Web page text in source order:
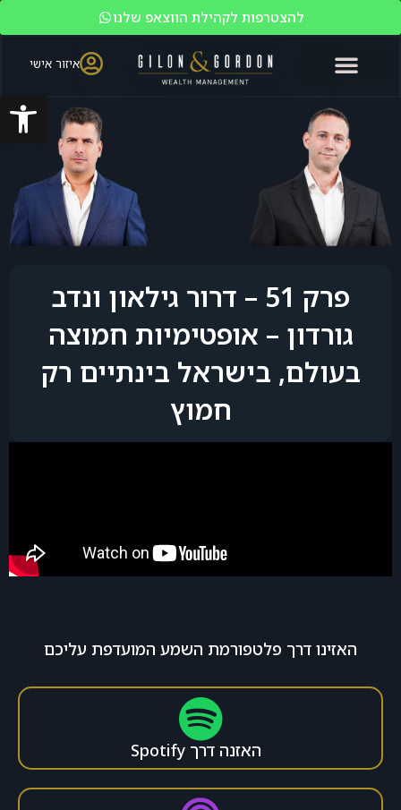
פתח
להצטרפות לקהילת הווצאפ שלנו
איזור אישי
פרק 51 – דרור גילאון ונדב
גורדון – אופטימיות חמוצה
בעולם, בישראל בינתיים רק
חמוץ
האזינו דרך פלטפורמת השמע המועדפת עליכם
האזנה דרך Spotify